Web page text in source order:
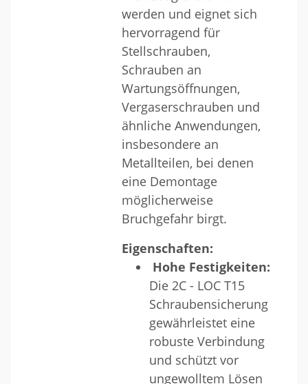
werden und eignet sich
hervorragend für
Stellschrauben,
Schrauben an
Wartungsöffnungen,
Vergaserschrauben und
ähnliche Anwendungen,
insbesondere an
Metallteilen, bei denen
eine Demontage
möglicherweise
Bruchgefahr birgt.
Eigenschaften:
Hohe Festigkeiten:
Die 2C - LOC T15
Schraubensicherung
gewährleistet eine
robuste Verbindung
und schützt vor
ungewolltem Lösen